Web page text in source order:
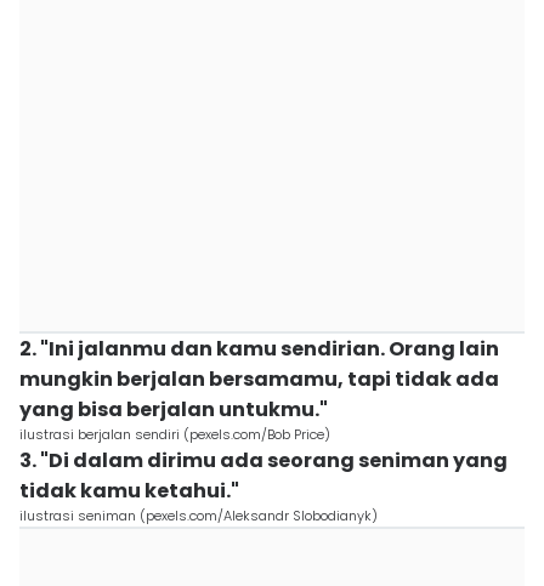
2. "Ini jalanmu dan kamu sendirian. Orang lain
mungkin berjalan bersamamu, tapi tidak ada
yang bisa berjalan untukmu."
ilustrasi berjalan sendiri (pexels.com/Bob Price)
3. "Di dalam dirimu ada seorang seniman yang
tidak kamu ketahui."
ilustrasi seniman (pexels.com/Aleksandr Slobodianyk)